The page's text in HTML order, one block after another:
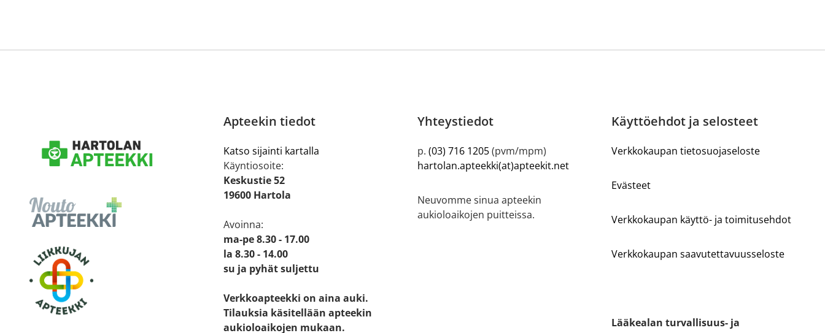
Apteekin tiedot
Katso sijainti kartalla
Käyntiosoite:
Keskustie 52
19600 Hartola
Avoinna:
ma-pe 8.30 - 17.00
la 8.30 - 14.00
su ja pyhät suljettu
Verkkoapteekki on aina auki.
Tilauksia käsitellään apteekin
aukioloaikojen mukaan.
Yhteystiedot
p. (03) 716 1205(pvm/mpm)
hartolan.apteekki(at)apteekit.net
Neuvomme sinua apteekin
aukioloaikojen puitteissa.
Käyttöehdot ja selosteet
Verkkokaupan tietosuojaseloste
Evästeet
Verkkokaupan käyttö- ja toimitusehdot
Verkkokaupan saavutettavuusseloste
Lääkealan turvallisuus- ja